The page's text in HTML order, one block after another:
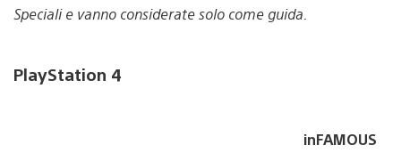
Speciali e vanno considerate solo come guida.
PlayStation 4
inFAMOUS